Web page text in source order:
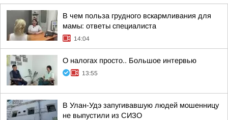
В чем польза грудного вскармливания для
мамы: ответы специалиста
14:04
О налогах просто.. Большое интервью
13:55
В Улан-Удэ запугивавшую людей мошенницу
не выпустили из СИЗО